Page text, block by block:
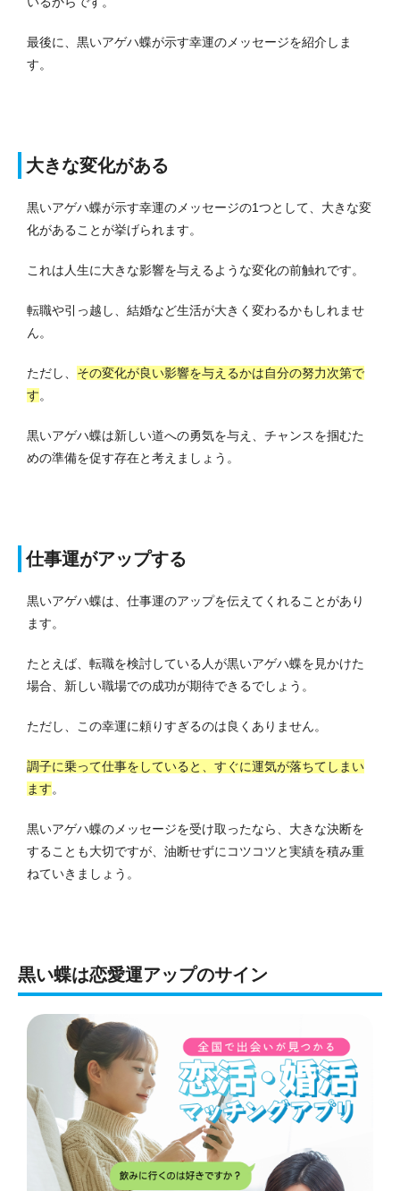
最後に、黒いアゲハ蝶が示す幸運のメッセージを紹介しま
す。
大きな変化がある
黒いアゲハ蝶が示す幸運のメッセージの1つとして、大きな変
化があることが挙げられます。
これは人生に大きな影響を与えるような変化の前触れです。
転職や引っ越し、結婚など生活が大きく変わるかもしれませ
ん。
ただし、 その変化が良い影響を与えるかは自分の努力次第で
す。
黒いアゲハ蝶は新しい道への勇気を与え、チャンスを掴むた
めの準備を促す存在と考えましょう。
仕事運がアップする
黒いアゲハ蝶は、仕事運のアップを伝えてくれることがあり
ます。
たとえば、転職を検討している人が黒いアゲハ蝶を見かけた
場合、新しい職場での成功が期待できるでしょう。
ただし、この幸運に頼りすぎるのは良くありません。
調子に乗って仕事をしていると、すぐに運気が落ちてしまい
ます。
黒いアゲハ蝶のメッセージを受け取ったなら、大きな決断を
することも大切ですが、油断せずにコツコツと実績を積み重
ねていきましょう。
黒い蝶は恋愛運アップのサイン